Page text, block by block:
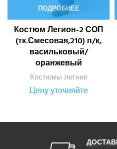
ПОДРОБНЕЕ
Костюм Легион-2 СОП
(тк.Смесовая,210) п/к,
васильковый/
оранжевый
Костюмы летние
Цену уточняйте